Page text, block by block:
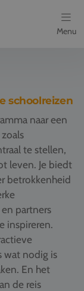
Menu
schoolreizen
naar een
te stellen,
leven. Je biedt
betrokkenheid
partners
inspireren.
wat nodig is
En het
de reis